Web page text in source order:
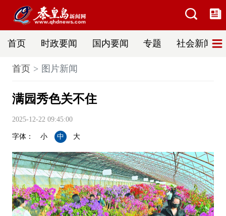
首页 时政要闻 国内要闻 专题 社会新闻
首页 图片新闻
满园秀色关不住
2025-12-22 09:45:00
字体： 小 中 大